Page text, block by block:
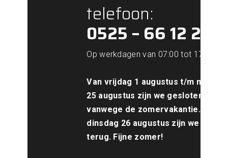
telefoon:
0525 – 66 12 21
Op werkdagen van 07:00 tot 17:00.
Van vrijdag 1 augustus t/m
25 augustus zijn we gesloten
vanwege de zomervakantie. Vanaf
dinsdag 26 augustus zijn we weer
terug. Fijne zomer!